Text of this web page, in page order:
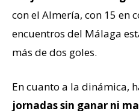
con el Almería, con 15 en
encuentros del Málaga
más de dos goles.
En cuanto a la dinámica,
jornadas sin ganar ni